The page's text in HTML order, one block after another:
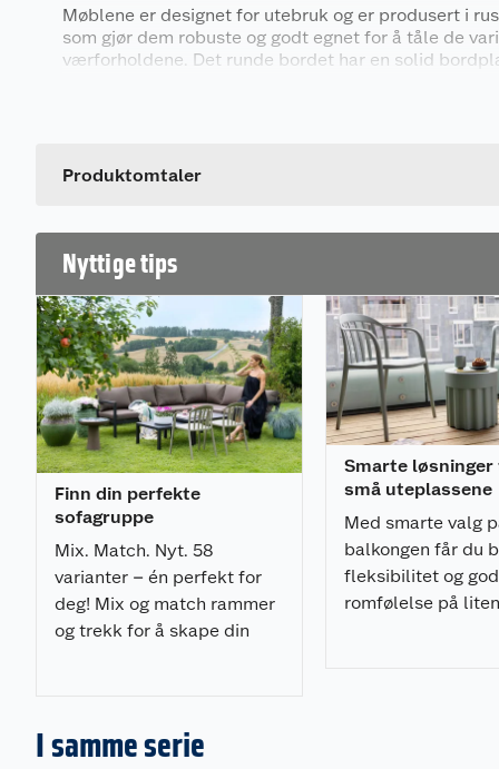
Møblene er designet for utebruk og er produsert i
som gjør dem robuste og godt egnet for å tåle de
værforholdene. Det runde bordet har en solid
Vær oppmerksom på at fargene som vises på
Produktegenskaper
Komplett hagegruppe med god sittekomfort -
og 23 cm ryggputer
Rundt bord, Ø 75 cm, med bordplate i herdet
Antall sitteplasser: 4-5
Holdbart: produsert i materialer for norske
Materiale
Ramme: rustfri aluminium
Bordplate: herdet 5 mm glass
Mål
Sofa montert (BxBxDxH) ( cm): 201x201x77x69
Maksimal belastning (kg): 150
Produktomtaler
Nyttige tips
Finn din perfekte
sofagruppe
Mix. Match. Nyt. 58
varianter – én perfekt for
deg! Mix og match rammer
og trekk for å skape din
Smarte løsninger
små uteplassene
Med smarte valg
balkongen får du
fleksibilitet og god
romfølelse på
I samme serie